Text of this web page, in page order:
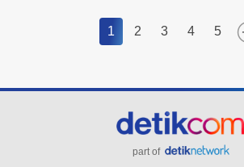
1 2 3 4 5
part of